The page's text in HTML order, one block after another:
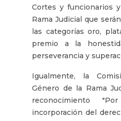
Cortes y funcionarios
Rama Judicial que
las categorías oro,
premio a la
perseverancia y
Igualmente, la
Género de la Rama
reconocimiento
incorporación del